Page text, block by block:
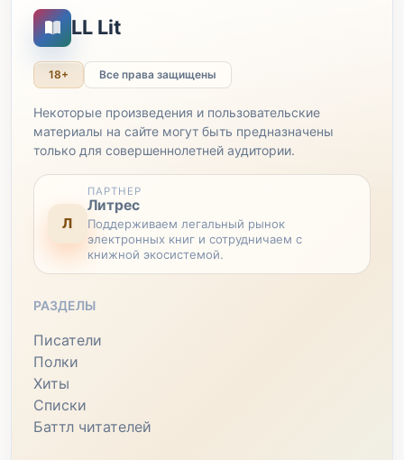
LL Lit
18+ Все права защищены
Некоторые произведения и пользовательские
материалы на сайте могут быть предназначены
только для совершеннолетней аудитории.
Л
ПАРТНЕР
Литрес
Поддерживаем легальный рынок
электронных книг и сотрудничаем с
книжной экосистемой.
РАЗДЕЛЫ
Писатели
Полки
Хиты
Списки
Баттл читателей